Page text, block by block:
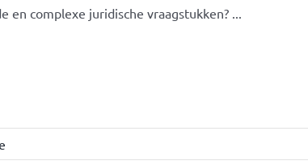
en complexe juridische vraagstukken? ...